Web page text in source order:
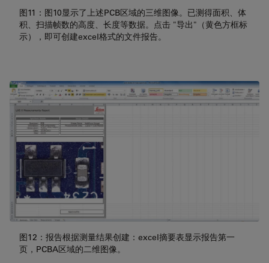
图11：图10显示了上述PCB区域的三维图像。已测得面积、体
积、扫描帧数的高度、长度等数据。点击 "导出"（黄色方框标
示），即可创建excel格式的文件报告。
图12：报告根据测量结果创建：excel摘要表显示报告第一
页，PCBA区域的二维图像。